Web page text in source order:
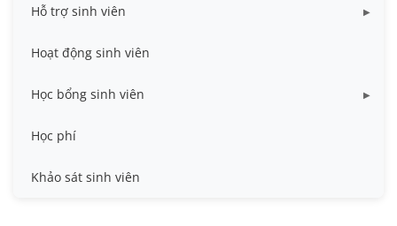
Hỗ trợ sinh viên
Miễn giảm học phí
Nhà ở
Hoạt động sinh viên
Học bổng sinh viên
HB khuyến khích học tập
HB Lê Văn Kiểm và gia đình
Học phí
Khảo sát sinh viên